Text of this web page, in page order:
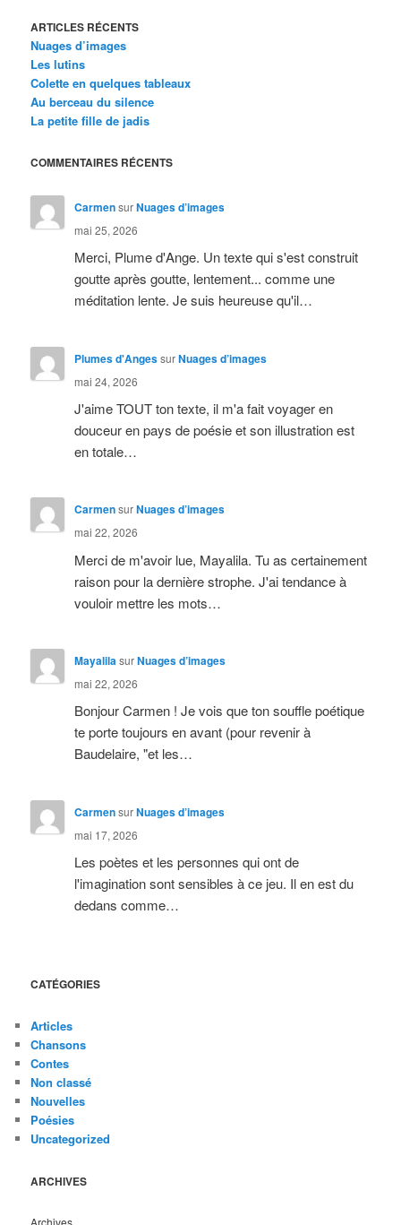
ARTICLES RÉCENTS
Nuages d’images
Les lutins
Colette en quelques tableaux
Au berceau du silence
La petite fille de jadis
COMMENTAIRES RÉCENTS
CarmensurNuages d’images
mai 25, 2026
Merci, Plume d'Ange. Un texte qui s'est construit
goutte après goutte, lentement... comme une
méditation lente. Je suis heureuse qu'il…
Plumes d'AngessurNuages d’images
mai 24, 2026
J'aime TOUT ton texte, il m'a fait voyager en
douceur en pays de poésie et son illustration est
en totale…
CarmensurNuages d’images
mai 22, 2026
Merci de m'avoir lue, Mayalila. Tu as certainement
raison pour la dernière strophe. J'ai tendance à
vouloir mettre les mots…
MayalilasurNuages d’images
mai 22, 2026
Bonjour Carmen ! Je vois que ton souffle poétique
te porte toujours en avant (pour revenir à
Baudelaire, "et les…
CarmensurNuages d’images
mai 17, 2026
Les poètes et les personnes qui ont de
l'imagination sont sensibles à ce jeu. Il en est du
dedans comme…
CATÉGORIES
Articles
Chansons
Contes
Non classé
Nouvelles
Poésies
Uncategorized
ARCHIVES